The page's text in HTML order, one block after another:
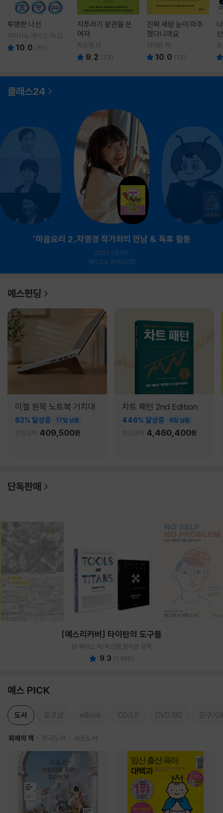
투명한 나선
히가시노 게이고 저/김선
영 역10.0 (61 )
지푸라기 왕관을 쓴
여자
박상영 저
9.2 ( 23)
진짜 새랑 눈이 마주
쳤다니까요
이이은 저
10.0 (12)
클래스24
『마음요리 2』차영경 작가와의 만남 & 독후 활동
2026.09.05.
예스24 강서NC점
예스펀딩
이젤 원목 노트북 거치대
82% 달성중 17일 남음
펀딩금액 409,500원
차트 패턴 2nd Edition
446% 달성중 8일 남음
펀딩금액 4,460,400원
단독판매
[예스리커버] 타이탄의 도구들
팀 페리스 저/박선령,정지현 공역
9.3 (1,396)
예스 PICK
도서 중고샵 eBook CD/LP DVD/BD 문구/
화제의 책 외국도서 세트도서